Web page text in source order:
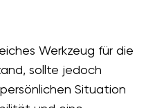
Werkzeug für die
sollte jedoch
Situation